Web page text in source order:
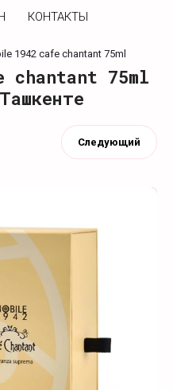
КОНТАКТЫ
1942 cafe chantant 75ml
chantant 75ml
Следующий